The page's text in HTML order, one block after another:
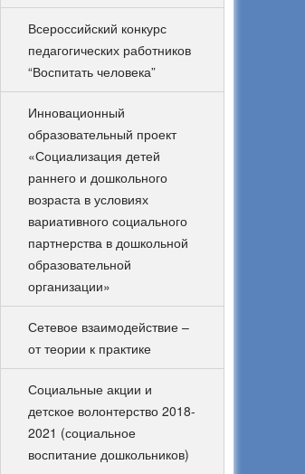
Всероссийский конкурс
педагогических работников
“Воспитать человека”
Инновационный
образовательный проект
«Социализация детей
раннего и дошкольного
возраста в условиях
вариативного социального
партнерства в дошкольной
образовательной
организации»
Сетевое взаимодействие –
от теории к практике
Социальные акции и
детское волонтерство 2018-
2021 (социальное
воспитание дошкольников)